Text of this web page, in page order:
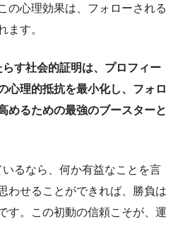
の心理効果は、フォローされる
ます。
す社会的証明は、プロフィー
心理的抵抗を最小化し、フォロ
めるための最強のブースターと
いるなら、何か有益なことを言
わせることができれば、勝負は
す。この初動の信頼こそが、運